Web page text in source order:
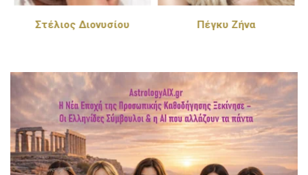
Στέλιος Διονυσίου Πέγκυ Ζήνα